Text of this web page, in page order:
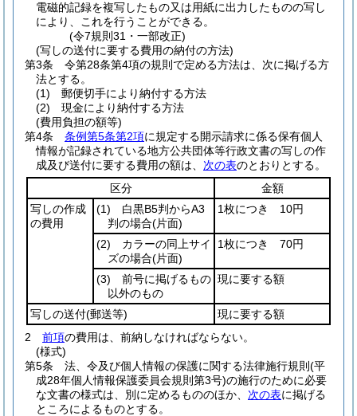
電磁的記録を複写したもの又は用紙に出力したものの写し
により、これを行うことができる。
(令7規則31・一部改正)
(写しの送付に要する費用の納付の方法)
第3条
令第28条第4項の規則で定める方法は、次に掲げる方
法とする。
(1)
郵便切手により納付する方法
(2)
現金により納付する方法
(費用負担の額等)
第4条
条例第5条第2項に規定する開示請求に係る保有個人
情報が記録されている地方公共団体等行政文書の写しの作
成及び送付に要する費用の額は、 次の表のとおりとする。
区分
金額
写しの作成
の費用
(1) 白黒B5判からA3
判の場合(片面)
1枚につき 10円
(2) カラーの同上サイ
ズの場合(片面)
1枚につき 70円
(3) 前号に掲げるもの
以外のもの
現に要する額
写しの送付(郵送等)
現に要する額
2
前項の費用は、前納しなければならない。
(様式)
第5条
法、令及び個人情報の保護に関する法律施行規則 (平
成28年個人情報保護委員会規則第3号)の施行のために必要
な文書の様式は、別に定めるもののほか、 次の表に掲げる
ところによるものとする。